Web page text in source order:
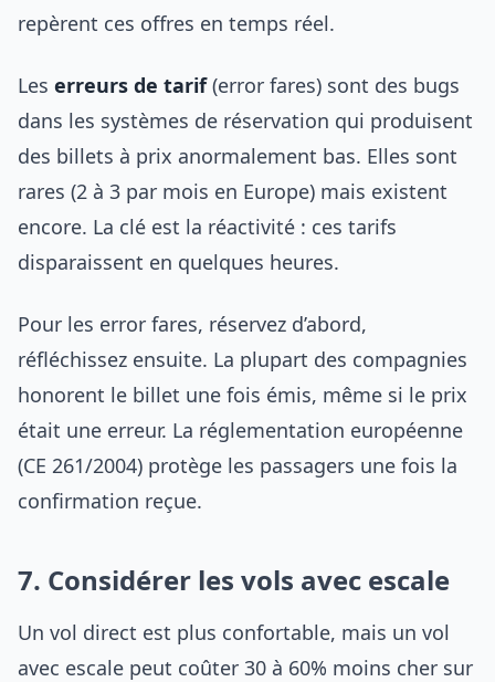
repèrent ces offres en temps réel.
Les erreurs de tarif(error fares) sont des bugs
dans les systèmes de réservation qui produisent
des billets à prix anormalement bas. Elles sont
rares (2 à 3 par mois en Europe) mais existent
encore. La clé est la réactivité : ces tarifs
disparaissent en quelques heures.
Pour les error fares, réservez d’abord,
réfléchissez ensuite. La plupart des compagnies
honorent le billet une fois émis, même si le prix
était une erreur. La réglementation européenne
(CE 261/2004) protège les passagers une fois la
confirmation reçue.
7. Considérer les vols avec escale
Un vol direct est plus confortable, mais un vol
avec escale peut coûter 30 à 60% moins cher sur